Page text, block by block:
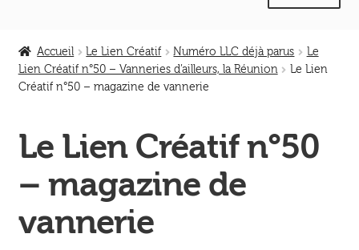
le
menu
Abeilles en liberté
enfant
Les ouvrages
Ouvrir
le
Accueil Le Lien Créatif Numéro LLC déjà parus
Le
Lien Créatif n°50 – Vanneries d’ailleurs, la Réunion
Le Lien
Créatif n°50 – magazine de vannerie
Le Lien Créatif n°50
– magazine de
vannerie